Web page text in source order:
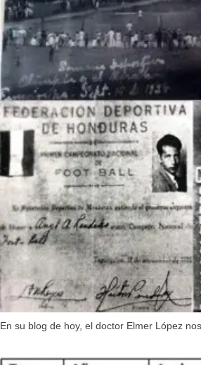
En su blog de hoy, el doctor Elmer López